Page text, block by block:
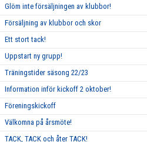
Glöm inte försäljningen av klubbor!
Försäljning av klubbor och skor
Ett stort tack!
Uppstart ny grupp!
Träningstider säsong 22/23
Information inför kickoff 2 oktober!
Föreningskickoff
Välkomna på årsmöte!
TACK, TACK och åter TACK!